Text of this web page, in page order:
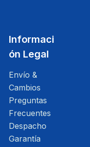
Informaci
ón Legal
Envío &
Cambios
Preguntas
Frecuentes
Despacho
Garantía